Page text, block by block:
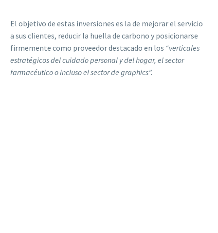
El objetivo de estas inversiones es la de mejorar el servicio
a sus clientes, reducir la huella de carbono y posicionarse
firmemente como proveedor destacado en los “verticales
estratégicos del cuidado personal y del hogar, el sector
farmacéutico o incluso el sector de graphics”.